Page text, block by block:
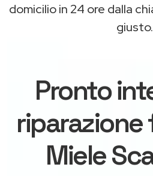
domicilio in 24 ore dalla
giusto.
Pronto
Miele